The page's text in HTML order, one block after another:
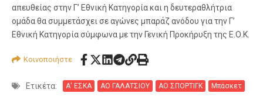
απευθείας στην Γ’ Εθνική Κατηγορία και η δευτεραθλήτρια
ομάδαθασυμμετάσχει σεαγώνες μπαράζανόδου γιατην Γ’
Εθνική Κατηγορία σύμφωνα με την Γενική Προκήρυξη της Ε.Ο.Κ.
Κοινοποιήστε
Ετικέτα: Α' ΕΣΚΑ ΑΟ ΓΑΛΑΤΣΙΟΥ ΑΟ ΣΠΟΡΤΙΓΚ Μπάσκετ